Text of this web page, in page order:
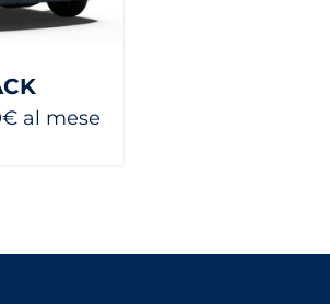
al mese